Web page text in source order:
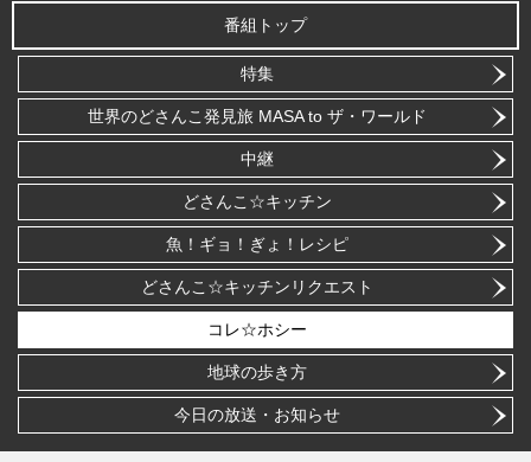
番組トップ
特集
世界のどさんこ発見旅 MASA to ザ・ワールド
中継
どさんこ☆キッチン
魚！ギョ！ぎょ！レシピ
どさんこ☆キッチンリクエスト
コレ☆ホシー
地球の歩き方
今日の放送・お知らせ